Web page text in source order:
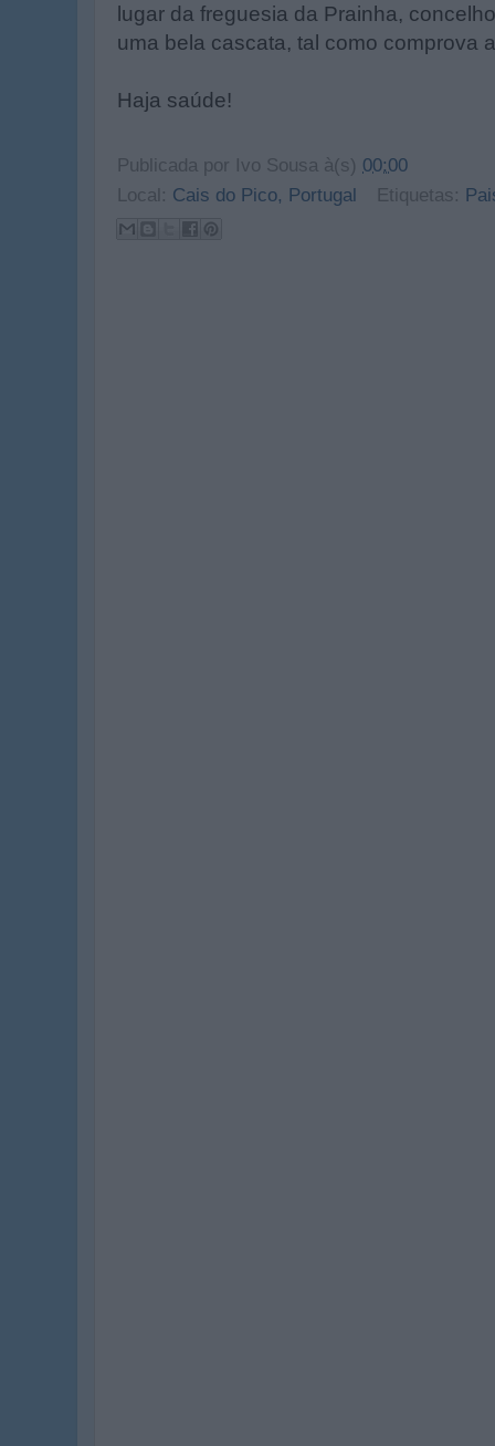
lugar da freguesia da Prainha,
uma bela cascata, tal como comprova
Haja saúde!
Publicada por Ivo Sousa à(s) 00:00
Local: Cais do Pico, Portugal Etiquetas: